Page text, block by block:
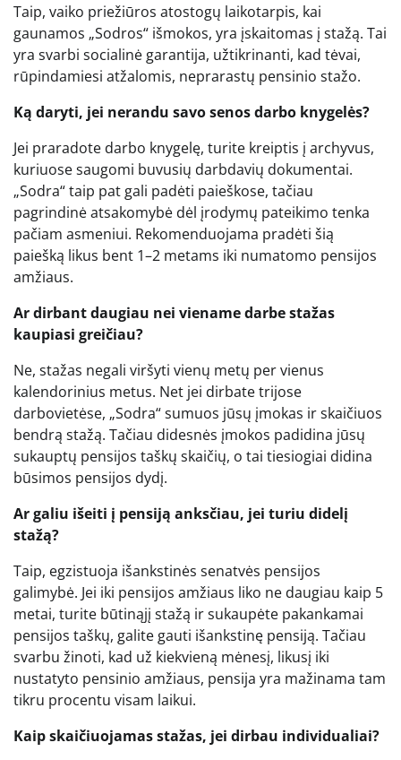
Taip, vaiko priežiūros atostogų laikotarpis, kai
gaunamos „Sodros“ išmokos, yra įskaitomas į stažą. Tai
yra svarbi socialinė garantija, užtikrinanti, kad tėvai,
rūpindamiesi atžalomis, neprarastų pensinio stažo.
Ką daryti, jei nerandu savo senos darbo knygelės?
Jei praradote darbo knygelę, turite kreiptis į archyvus,
kuriuose saugomi buvusių darbdavių dokumentai.
„Sodra“ taip pat gali padėti paieškose, tačiau
pagrindinė atsakomybė dėl įrodymų pateikimo tenka
pačiam asmeniui. Rekomenduojama pradėti šią
paiešką likus bent 1–2 metams iki numatomo pensijos
amžiaus.
Ar dirbant daugiau nei viename darbe stažas
kaupiasi greičiau?
Ne, stažas negali viršyti vienų metų per vienus
kalendorinius metus. Net jei dirbate trijose
darbovietėse, „Sodra“ sumuos jūsų įmokas ir skaičiuos
bendrą stažą. Tačiau didesnės įmokos padidina jūsų
sukauptų pensijos taškų skaičių, o tai tiesiogiai didina
būsimos pensijos dydį.
Ar galiu išeiti į pensiją anksčiau, jei turiu didelį
stažą?
Taip, egzistuoja išankstinės senatvės pensijos
galimybė. Jei iki pensijos amžiaus liko ne daugiau kaip 5
metai, turite būtinąjį stažą ir sukaupėte pakankamai
pensijos taškų, galite gauti išankstinę pensiją. Tačiau
svarbu žinoti, kad už kiekvieną mėnesį, likusį iki
nustatyto pensinio amžiaus, pensija yra mažinama tam
tikru procentu visam laikui.
Kaip skaičiuojamas stažas, jei dirbau individualiai?